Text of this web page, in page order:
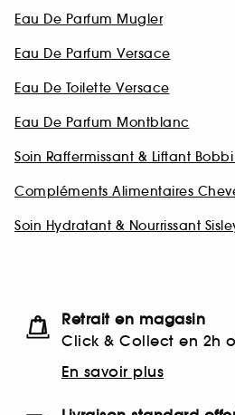
Eau De Parfum Mugler
Eau De Parfum Versace
Eau De Toilette Versace
Eau De Parfum Montblanc
Soin Raffermissant & Liftant Bobbi
Compléments Alimentaires
Soin Hydratant & Nourrissant
Retrait en magasin
Click & Collect en 2h
En savoir plus